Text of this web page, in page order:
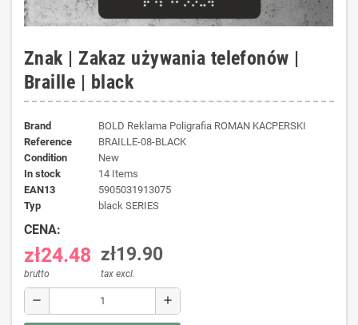
Znak | Zakaz używania telefonów |
Braille | black
Brand
BOLD Reklama Poligrafia ROMAN KACPERSKI
Reference
BRAILLE-08-BLACK
Condition
New
In stock
14 Items
EAN13
5905031913075
typ
black SERIES
CENA:
zł24.48
brutto
zł19.90
tax excl.
remove add